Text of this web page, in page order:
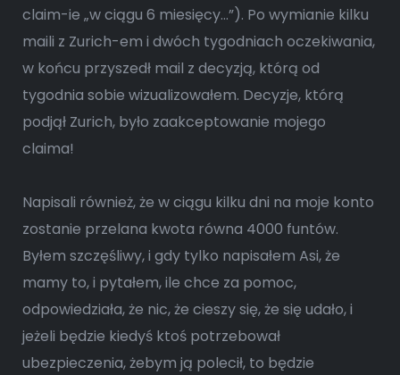
claim-ie „w ciągu 6 miesięcy…”). Po wymianie kilku
maili z Zurich-em i dwóch tygodniach oczekiwania,
w końcu przyszedł mail z decyzją, którą od
tygodnia sobie wizualizowałem. Decyzje, którą
podjął Zurich, było zaakceptowanie mojego
claima!
Napisali również, że w ciągu kilku dni na moje konto
zostanie przelana kwota równa 4000 funtów.
Byłem szczęśliwy, i gdy tylko napisałem Asi, że
mamy to, i pytałem, ile chce za pomoc,
odpowiedziała, że nic, że cieszy się, że się udało, i
jeżeli będzie kiedyś ktoś potrzebował
ubezpieczenia, żebym ją polecił, to będzie